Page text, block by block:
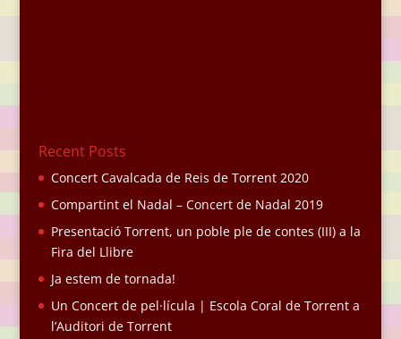
Recent Posts
Concert Cavalcada de Reis de Torrent 2020
Compartint el Nadal – Concert de Nadal 2019
Presentació Torrent, un poble ple de contes (III) a la
Fira del Llibre
Ja estem de tornada!
Un Concert de pel·lícula | Escola Coral de Torrent a
l’Auditori de Torrent